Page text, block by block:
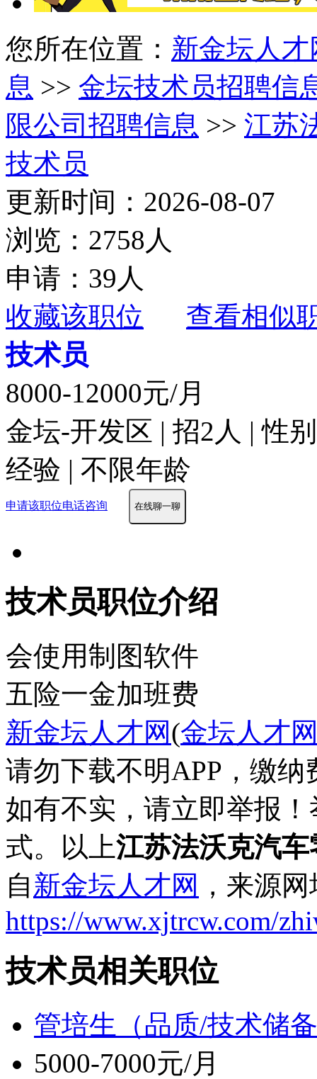
您所在位置： 新金坛人才
息 >> 金坛技术员招聘信
限公司招聘信息 >> 江苏
技术员
更新时间：2026-08-07
浏览：2758人
申请：39人
收藏该职位
查看相似
技术员
8000-12000元/月
金坛-开发区 | 招2人 | 性
经验 | 不限年龄
申请该职位电话咨询 在线聊一聊
技术员职位介绍
会使用制图软件
五险一金加班费
新金坛人才网(金坛人才
请勿下载不明APP，缴
如有不实，请立即举报
式。以上江苏法沃克汽
自新金坛人才网 ，来源
https://www.xjtrcw.com/
技术员相关职位
管培生（品质/技术储
5000-7000元/月